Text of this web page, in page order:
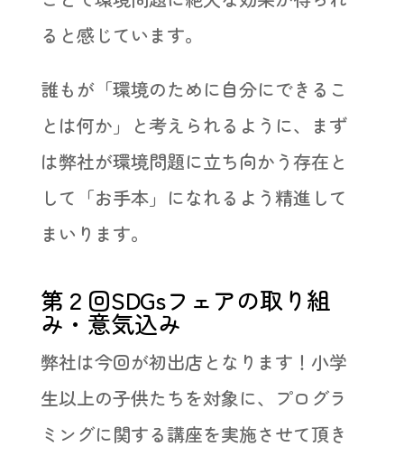
ると感じています。
誰もが「環境のために自分にできるこ
とは何か」と考えられるように、まず
は弊社が環境問題に立ち向かう存在と
して「お手本」になれるよう精進して
まいります。
第２回SDGsフェアの取り組
み・意気込み
弊社は今回が初出店となります！小学
生以上の子供たちを対象に、プログラ
ミングに関する講座を実施させて頂き